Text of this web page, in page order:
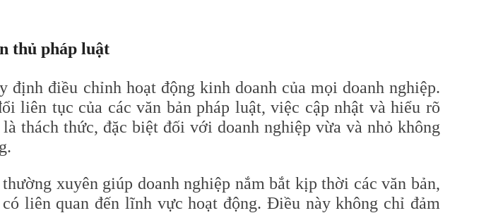
thủ pháp luật
định điều chỉnh hoạt động kinh doanh của mọi doanh nghiệp.
liên tục của các văn bản pháp luật, việc cập nhật và hiểu rõ
thách thức, đặc biệt đối với doanh nghiệp vừa và nhỏ không
xuyên giúp doanh nghiệp nắm bắt kịp thời các văn bản,
liên quan đến lĩnh vực hoạt động. Điều này không chỉ đảm